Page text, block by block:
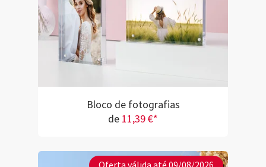
Bloco de fotografias
de 11,39 €*